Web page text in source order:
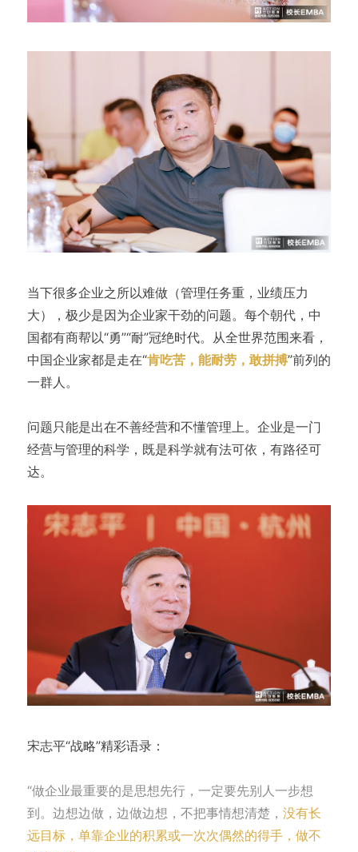
当下很多企业之所以难做（管理任务重，业绩压力
大），极少是因为企业家干劲的问题。每个朝代，中
国都有商帮以“勇”“耐”冠绝时代。从全世界范围来看，
中国企业家都是走在“肯吃苦，能耐劳，敢拼搏”前列的
一群人。
问题只能是出在不善经营和不懂管理上。企业是一门
经营与管理的科学，既是科学就有法可依，有路径可
达。
宋志平“战略”精彩语录：
“做企业最重要的是思想先行，一定要先别人一步想
到。边想边做，边做边想，不把事情想清楚， 没有长
远目标，单靠企业的积累或一次次偶然的得手，做不